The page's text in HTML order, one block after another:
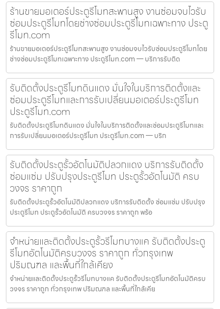
ร้านขายมอเตอร์ประตูรีโมทสะพานสูง งานซ่อมจบไวรับ
ซ่อมประตูรีโมทโดยช่างซ่อมประตูรีโมทเฉพาะทาง ประตู
รีโมท.com
ร้านขายมอเตอร์ประตูรีโมทสะพานสูง งานซ่อมจบไวรับซ่อมประตูรีโมทโดย
ช่างซ่อมประตูรีโมทเฉพาะทาง ประตูรีโมท.com — บริการรับติด
รับติดตั้งประตูรีโมทดินแดง มั่นใจในบริการติดตั้งและ
ซ่อมประตูรีโมทและการรับเปลี่ยนมอเตอร์ประตูรีโมท
ประตูรีโมท.com
รับติดตั้งประตูรีโมทดินแดง มั่นใจในบริการติดตั้งและซ่อมประตูรีโมทและ
การรับเปลี่ยนมอเตอร์ประตูรีโมท ประตูรีโมท.com — บริก
รับติดตั้งประตูรั้วอัตโนมัติปลวกแดง บริการรับติดตั้ง
ซ่อมแซ่ม ปรับปรุงประตูรีโมท ประตูรั้วอัตโนมัติ ครบ
วงจร ราคาถูก
รับติดตั้งประตูรั้วอัตโนมัติปลวกแดง บริการรับติดตั้ง ซ่อมแซ่ม ปรับปรุง
ประตูรีโมท ประตูรั้วอัตโนมัติ ครบวงจร ราคาถูก พร้อ
จำหน่ายและติดตั้งประตูรั้วรีโมทบางแค รับติดตั้งประตู
รีโมทอัตโนมัติครบวงจร ราคาถูก ทั่วกรุงเทพ
ปริมณฑล และพื้นที่ใกล้เคียง
จำหน่ายและติดตั้งประตูรั้วรีโมทบางแค รับติดตั้งประตูรีโมทอัตโนมัติครบ
วงจร ราคาถูก ทั่วกรุงเทพ ปริมณฑล และพื้นที่ใกล้เคีย